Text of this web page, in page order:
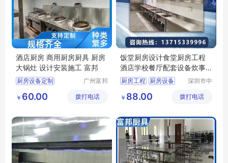
酒店厨房 商用厨房厨具 厨房
大锅灶 设计安装施工 富邦
厨房设备定制
厨房炊事设备
厨具供应商
广州富邦
工程有限
￥ 60.00 拨打电话
饭堂厨房设计食堂厨房工程
酒店学校餐厅配套设备炊事
煤气灶商用
厨房工程 厨房设备
深圳市中
备有限公
￥ 88.00 拨打电话